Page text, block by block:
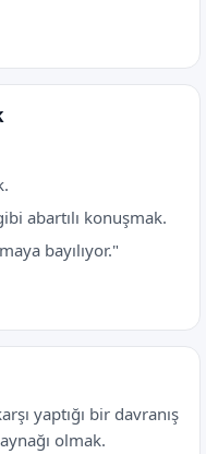
abartılı konuşmak.
bayılıyor."
yaptığı bir davranış
olmak.